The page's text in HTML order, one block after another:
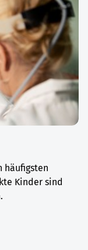
häufigsten
Kinder sind